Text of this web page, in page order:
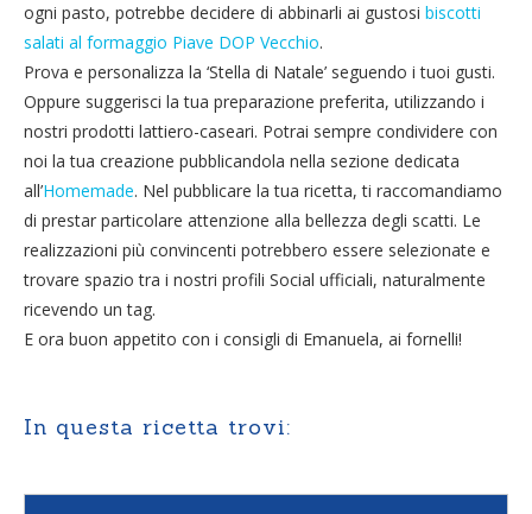
ogni pasto, potrebbe decidere di abbinarli ai gustosi biscotti
salati al formaggio Piave DOP Vecchio.
Prova e personalizza la ‘Stella di Natale’ seguendo i tuoi gusti.
Oppure suggerisci la tua preparazione preferita, utilizzando i
nostri prodotti lattiero-caseari. Potrai sempre condividere con
noi la tua creazione pubblicandola nella sezione dedicata
all’Homemade. Nel pubblicare la tua ricetta, ti raccomandiamo
di prestar particolare attenzione alla bellezza degli scatti. Le
realizzazioni più convincenti potrebbero essere selezionate e
trovare spazio tra i nostri profili Social ufficiali, naturalmente
ricevendo un tag.
E ora buon appetito con i consigli di Emanuela, ai fornelli!
In questa ricetta trovi: